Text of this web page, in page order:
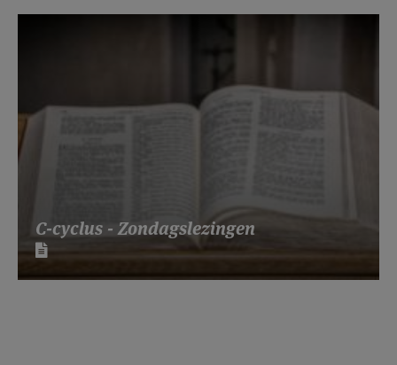
C-cyclus - Zondagslezingen